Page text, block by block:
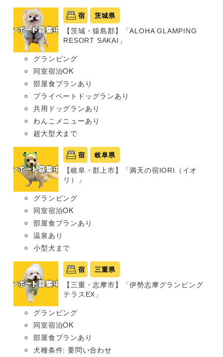
宿 茨城県
【茨城・猿島郡】「ALOHA GLAMPING
RESORT SAKAI」
グランピング
同室宿泊OK
部屋食プランあり
プライベートドッグランあり
共用ドッグランあり
わんこメニューあり
超大型犬まで
宿 岐阜県
【岐阜・郡上市】「満天の宿IORI（イオ
リ）」
グランピング
同室宿泊OK
部屋食プランあり
温泉あり
小型犬まで
宿 三重県
【三重・志摩市】「伊勢志摩グランピング
テラスEX」
グランピング
同室宿泊OK
部屋食プランあり
犬種条件: 要問い合わせ